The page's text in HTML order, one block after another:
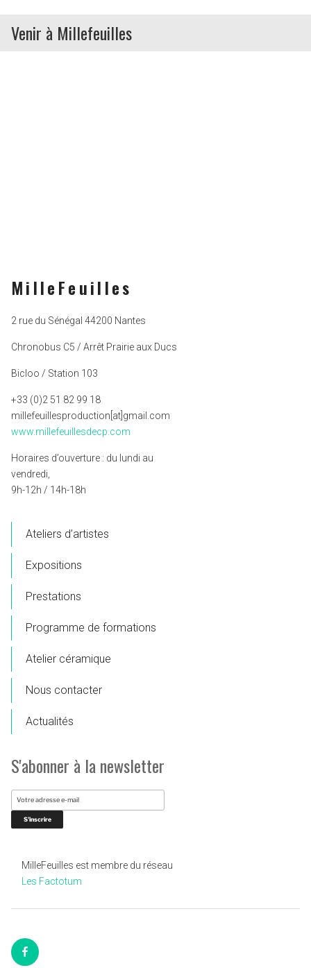
Venir à Millefeuilles
MilleFeuilles
2 rue du Sénégal 44200 Nantes
Chronobus C5 / Arrêt Prairie aux Ducs
Bicloo / Station 103
+33 (0)2 51 82 99 18
millefeuillesproduction[at]gmail.com
www.millefeuillesdecp.com
Horaires d’ouverture : du lundi au
vendredi,
9h-12h / 14h-18h
Ateliers d’artistes
Expositions
Prestations
Programme de formations
Atelier céramique
Nous contacter
Actualités
S'abonner à la newsletter
MilleFeuilles est membre du réseau
Les Factotum
Facebook